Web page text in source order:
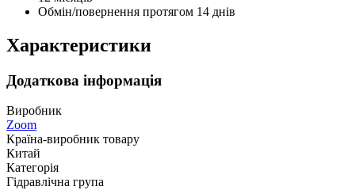
Обмін/повернення протягом 14 днів
Характеристики
Додаткова інформація
Виробник
Zoom
Країна-виробник товару
Китай
Категорія
Гідравлічна група